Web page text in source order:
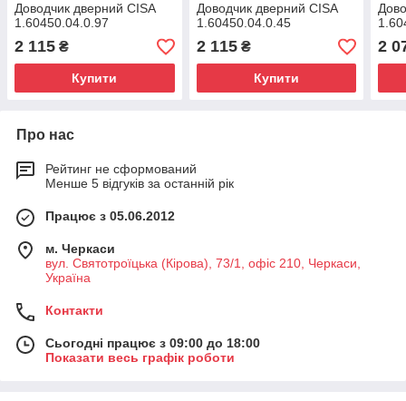
Доводчик дверний CISA
1.60450.04.0.97
2 115 ₴
Купити
Доводчик дверний CISA
1.60450.04.0.45
2 115₴
Купити
2
Про нас
Рейтинг не сформований
Менше 5 відгуків за останній рік
Працює з 05.06.2012
м. Черкаси
вул. Святотроїцька (Кірова), 73/1, офіс 210, Черкаси,
Україна
Контакти
Сьогодні працює з 09:00 до 18:00
Показати весь графік роботи